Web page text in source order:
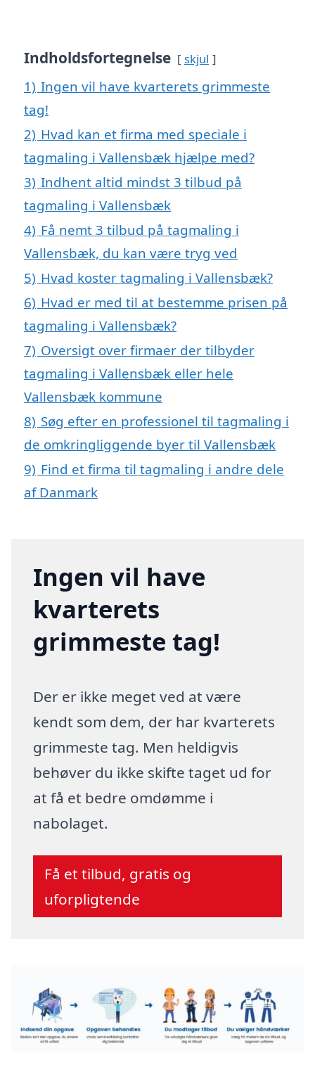
Indholdsfortegnelse skjul
1) Ingen vil have kvarterets grimmeste
tag!
2) Hvad kan et firma med speciale i
tagmaling i Vallensbæk hjælpe med?
3) Indhent altid mindst 3 tilbud på
tagmaling i Vallensbæk
4) Få nemt 3 tilbud på tagmaling i
Vallensbæk, du kan være tryg ved
5) Hvad koster tagmaling i Vallensbæk?
6) Hvad er med til at bestemme prisen på
tagmaling i Vallensbæk?
7) Oversigt over firmaer der tilbyder
tagmaling i Vallensbæk eller hele
Vallensbæk kommune
8) Søg efter en professionel til tagmaling i
de omkringliggende byer til Vallensbæk
9) Find et firma til tagmaling i andre dele
af Danmark
Ingen vil have
kvarterets
grimmeste tag!
Der er ikke meget ved at være
kendt som dem, der har kvarterets
grimmeste tag. Men heldigvis
behøver du ikke skifte taget ud for
at få et bedre omdømme i
nabolaget.
Få et tilbud, gratis og
uforpligtende